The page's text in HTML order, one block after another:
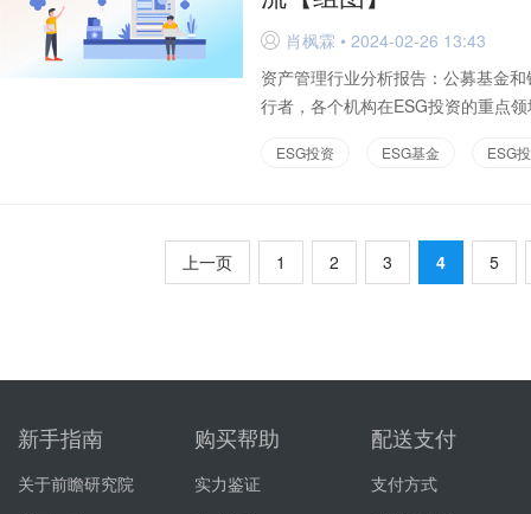
D 肖枫霖 • 2024-02-26 13:43
资产管理行业分析报告：公募基金
行者，各个机构在ESG投资的重点
ESG投资 ESG基金 ESG
上一页 1 2 3 4 5
新手指南
关于前瞻研究院
购买帮助
实力鉴证
配送支付
支付方式